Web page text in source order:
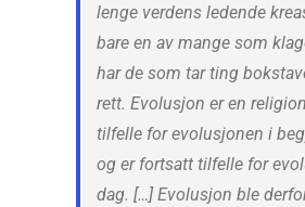
lenge verdens ledende
bare en av mange som
har de som tar ting
rett. Evolusjon er en
tilfelle for evolusjonen i
og er fortsatt tilfelle for
dag. […] Evolusjon ble